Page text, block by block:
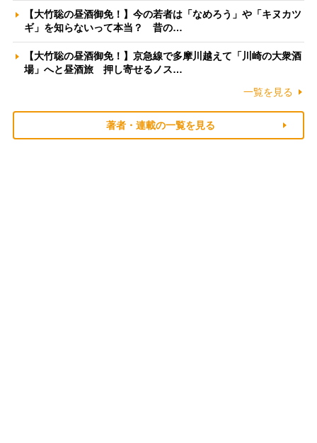
【大竹聡の昼酒御免！】今の若者は「なめろう」や「キヌカツ
ギ」を知らないって本当？ 昔の…
【大竹聡の昼酒御免！】京急線で多摩川越えて「川崎の大衆酒
場」へと昼酒旅 押し寄せるノス…
一覧を見る
著者・連載の一覧を見る